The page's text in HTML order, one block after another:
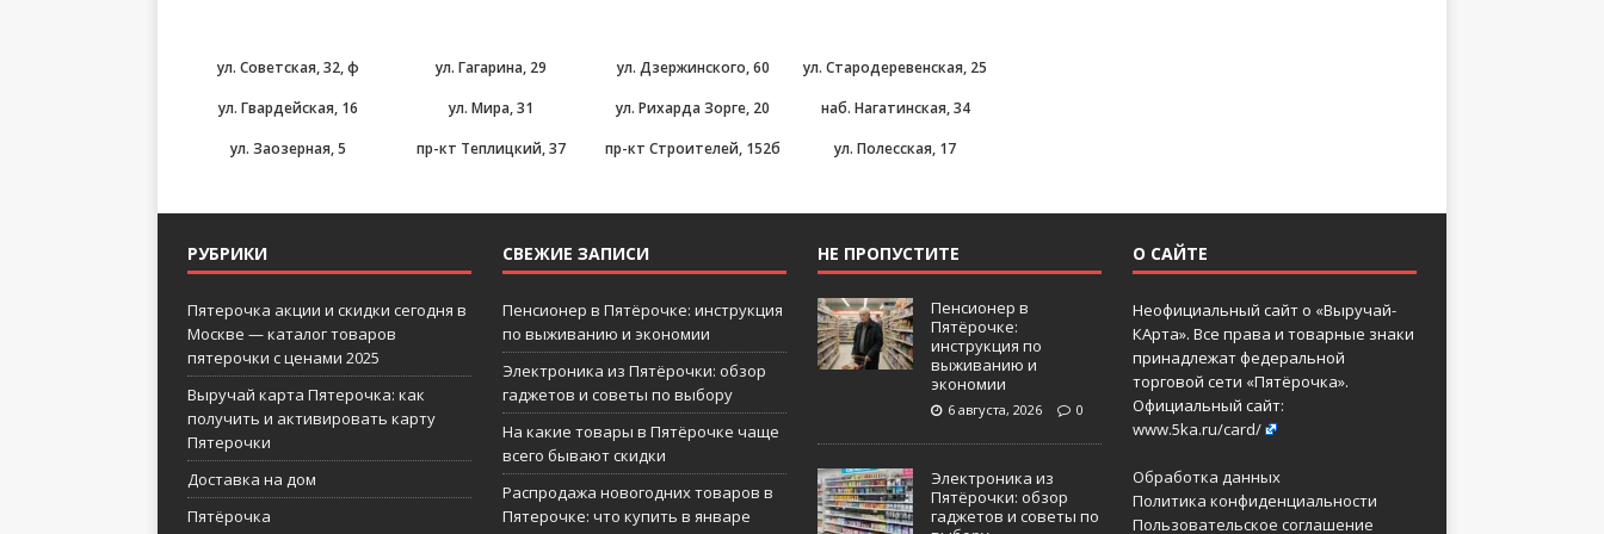
ул. Советская, 32, ф ул. Гагарина, 29 ул. Дзержинского, 60
ул. Стародеревенская, 25
ул. Гвардейская, 16
ул. Мира, 31 ул. Рихарда Зорге, 20
наб. Нагатинская, 34
ул. Заозерная, 5
пр-кт Теплицкий, 37 пр-кт Строителей, 152б ул. Полесская, 17
РУБРИКИ
Пятерочка акции и скидки сегодня в
Москве — каталог товаров
пятерочки с ценами 2025
Выручай карта Пятерочка: как
получить и активировать карту
Пятерочки
Доставка на дом
Пятёрочка
СВЕЖИЕ ЗАПИСИ
Пенсионер в Пятёрочке: инструкция
по выживанию и экономии
Электроника из Пятёрочки: обзор
гаджетов и советы по выбору
На какие товары в Пятёрочке чаще
всего бывают скидки
Распродажа новогодних товаров в
Пятерочке: что купить в январе
НЕ ПРОПУСТИТЕ
Пенсионер в
Пятёрочке:
инструкция по
выживанию и
экономии
6 августа, 2026 0
Электроника из
Пятёрочки: обзор
гаджетов и советы по
О САЙТЕ
Неофициальный сайт о «Выручай-
КАрта». Все права и товарные знаки
принадлежат федеральной
торговой сети «Пятёрочка».
Официальный сайт:
www.5ka.ru/card/
Обработка данных
Политика конфиденциальности
Пользовательское соглашение